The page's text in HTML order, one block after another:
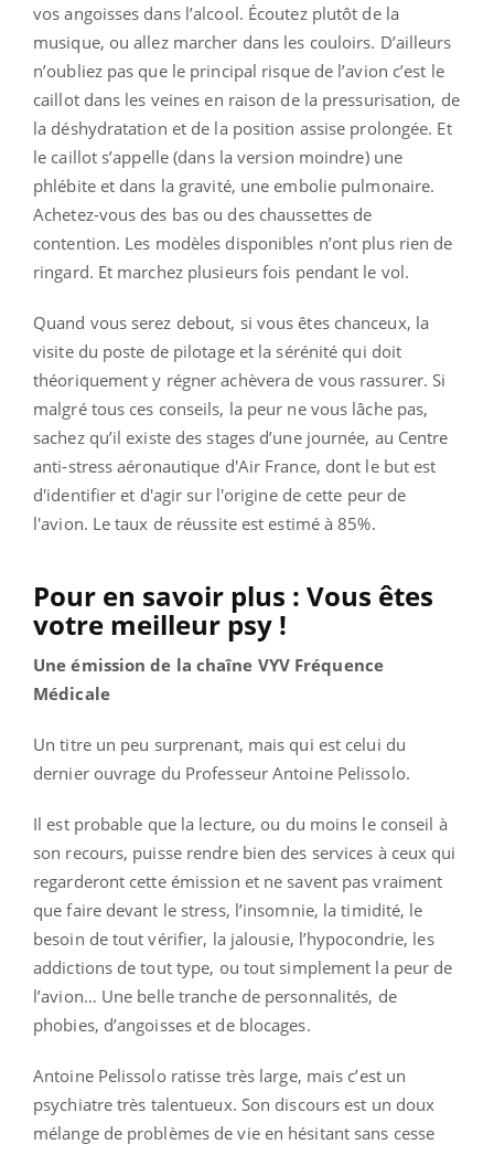
vos angoisses dans l’alcool. Écoutez plutôt de la
musique, ou allez marcher dans les couloirs. D’ailleurs
n’oubliez pas que le principal risque de l’avion c’est le
caillot dans les veines en raison de la pressurisation, de
la déshydratation et de la position assise prolongée. Et
le caillot s’appelle (dans la version moindre) une
phlébite et dans la gravité, une embolie pulmonaire.
Achetez-vous des bas ou des chaussettes de
contention. Les modèles disponibles n’ont plus rien de
ringard. Et marchez plusieurs fois pendant le vol.
Quand vous serez debout, si vous êtes chanceux, la
visite du poste de pilotage et la sérénité qui doit
théoriquement y régner achèvera de vous rassurer. Si
malgré tous ces conseils, la peur ne vous lâche pas,
sachez qu’il existe des stages d’une journée, au Centre
anti-stress aéronautique d'Air France, dont le but est
d'identifier et d'agir sur l'origine de cette peur de
l'avion. Le taux de réussite est estimé à 85%.
Pour en savoir plus : Vous êtes
votre meilleur psy !
Une émission de la chaîne VYV Fréquence
Médicale
Un titre un peu surprenant, mais qui est celui du
dernier ouvrage du Professeur Antoine Pelissolo.
Il est probable que la lecture, ou du moins le conseil à
son recours, puisse rendre bien des services à ceux qui
regarderont cette émission et ne savent pas vraiment
que faire devant le stress, l’insomnie, la timidité, le
besoin de tout vérifier, la jalousie, l’hypocondrie, les
addictions de tout type, ou tout simplement la peur de
l’avion… Une belle tranche de personnalités, de
phobies, d’angoisses et de blocages.
Antoine Pelissolo ratisse très large, mais c’est un
psychiatre très talentueux. Son discours est un doux
mélange de problèmes de vie en hésitant sans cesse